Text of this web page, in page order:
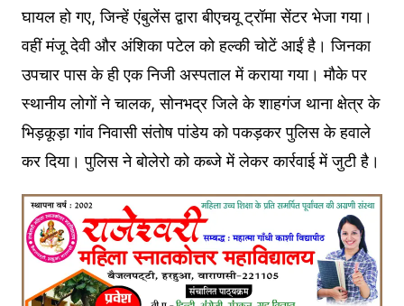
घायल हो गए, जिन्हें एंबुलेंस द्वारा बीएचयू ट्रॉमा सेंटर भेजा गया।
वहीं मंजू देवी और अंशिका पटेल को हल्की चोटें आईं है। जिनका
उपचार पास के ही एक निजी अस्पताल में कराया गया। मौके पर
स्थानीय लोगों ने चालक, सोनभद्र जिले के शाहगंज थाना क्षेत्र के
भिड़कूड़ा गांव निवासी संतोष पांडेय को पकड़कर पुलिस के हवाले
कर दिया। पुलिस ने बोलेरो को कब्जे में लेकर कार्रवाई में जुटी है।